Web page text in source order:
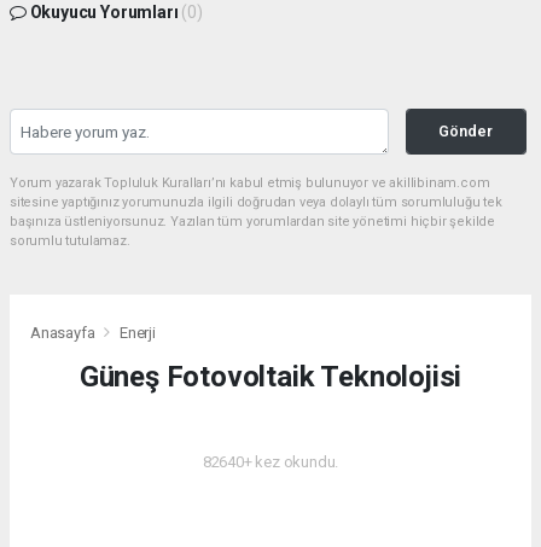
Okuyucu Yorumları (0)
Gönder
Yorum yazarak Topluluk Kuralları’nı kabul etmiş bulunuyor ve akillibinam.com
sitesine yaptığınız yorumunuzla ilgili doğrudan veya dolaylı tüm sorumluluğu tek
başınıza üstleniyorsunuz. Yazılan tüm yorumlardan site yönetimi hiçbir şekilde
sorumlu tutulamaz.
Anasayfa Enerji
Güneş Fotovoltaik Teknolojisi
82640+ kez okundu.